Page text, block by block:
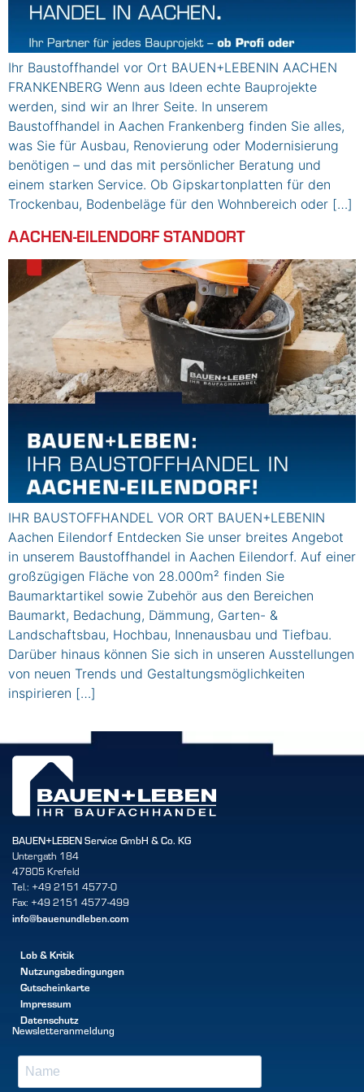
Ihr Baustoffhandel vor Ort BAUEN+LEBENIN AACHEN
FRANKENBERG Wenn aus Ideen echte Bauprojekte
werden, sind wir an Ihrer Seite. In unserem
Baustoffhandel in Aachen Frankenberg finden Sie alles,
was Sie für Ausbau, Renovierung oder Modernisierung
benötigen – und das mit persönlicher Beratung und
einem starken Service. Ob Gipskartonplatten für den
Trockenbau, Bodenbeläge für den Wohnbereich oder […]
AACHEN-EILENDORF STANDORT
IHR BAUSTOFFHANDEL VOR ORT BAUEN+LEBENIN
Aachen Eilendorf Entdecken Sie unser breites Angebot
in unserem Baustoffhandel in Aachen Eilendorf. Auf einer
großzügigen Fläche von 28.000m² finden Sie
Baumarktartikel sowie Zubehör aus den Bereichen
Baumarkt, Bedachung, Dämmung, Garten- &
Landschaftsbau, Hochbau, Innenausbau und Tiefbau.
Darüber hinaus können Sie sich in unseren Ausstellungen
von neuen Trends und Gestaltungsmöglichkeiten
inspirieren […]
BAUEN+LEBEN Service GmbH & Co. KG
Untergath 184
47805 Krefeld
Tel.: +49 2151 4577-0
Fax: +49 2151 4577-499
info@bauenundleben.com
Lob & Kritik
Nutzungsbedingungen
Gutscheinkarte
Impressum
Datenschutz
Newsletteranmeldung